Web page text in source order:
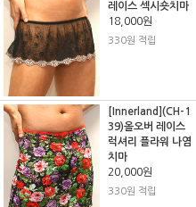
레이스 섹시숏치마
18,000원
330원 적립
[Innerland](CH-1
39)올오버 레이스
럭셔리 플라워 나염
치마
20,000원
330원 적립